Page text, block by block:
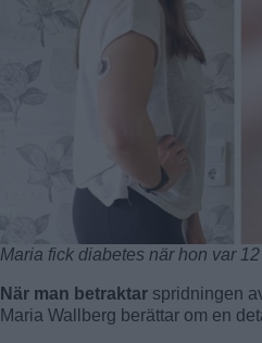
Maria fick diabetes när hon var
När man betraktar spridningen
Maria Wallberg berättar om en